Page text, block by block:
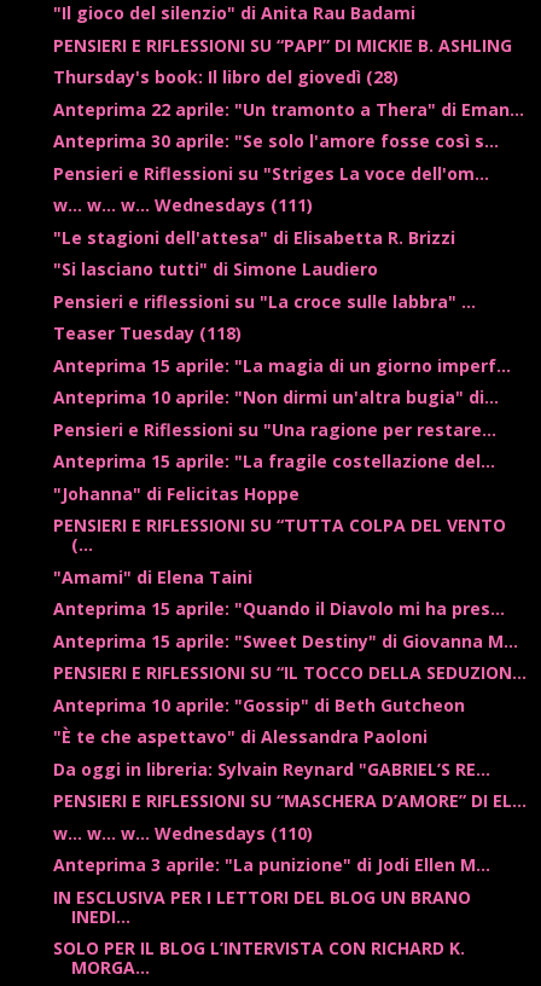
"Il gioco del silenzio" di Anita Rau Badami
PENSIERI E RIFLESSIONI SU “PAPI” DI MICKIE B. ASHLING
Thursday's book: Il libro del giovedì (28)
Anteprima 22 aprile: "Un tramonto a Thera" di Eman...
Anteprima 30 aprile: "Se solo l'amore fosse così s...
Pensieri e Riflessioni su "Striges La voce dell'om...
w... w... w... Wednesdays (111)
"Le stagioni dell'attesa" di Elisabetta R. Brizzi
"Si lasciano tutti" di Simone Laudiero
Pensieri e riflessioni su "La croce sulle labbra" ...
Teaser Tuesday (118)
Anteprima 15 aprile: "La magia di un giorno imperf...
Anteprima 10 aprile: "Non dirmi un'altra bugia" di...
Pensieri e Riflessioni su "Una ragione per restare...
Anteprima 15 aprile: "La fragile costellazione del...
"Johanna" di Felicitas Hoppe
PENSIERI E RIFLESSIONI SU “TUTTA COLPA DEL VENTO
(...
"Amami" di Elena Taini
Anteprima 15 aprile: "Quando il Diavolo mi ha pres...
Anteprima 15 aprile: "Sweet Destiny" di Giovanna M...
PENSIERI E RIFLESSIONI SU “IL TOCCO DELLA SEDUZION...
Anteprima 10 aprile: "Gossip" di Beth Gutcheon
"È te che aspettavo" di Alessandra Paoloni
Da oggi in libreria: Sylvain Reynard "GABRIEL’S RE...
PENSIERI E RIFLESSIONI SU “MASCHERA D’AMORE” DI EL...
w... w... w... Wednesdays (110)
Anteprima 3 aprile: "La punizione" di Jodi Ellen M...
IN ESCLUSIVA PER I LETTORI DEL BLOG UN BRANO
INEDI...
SOLO PER IL BLOG L’INTERVISTA CON RICHARD K.
MORGA...